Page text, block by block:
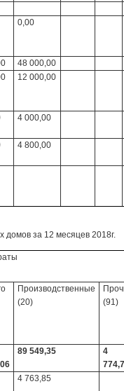
0,00
48 000,00
12 000,00
4 000,00
4 800,00
домов за 12 месяцев 2018г.
Производственные
(20)
(91)
89 549,35
4
4 763,85